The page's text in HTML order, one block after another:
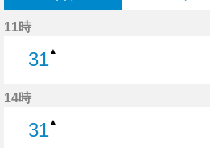
11時
31▲
14時
31▲